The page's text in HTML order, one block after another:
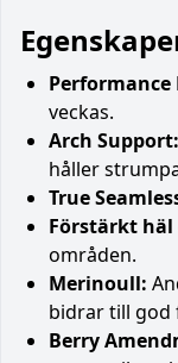
Performance
veckas.
Arch Support:
håller
True
Förstärkt häl
områden.
Merinoull:
bidrar till
Berry